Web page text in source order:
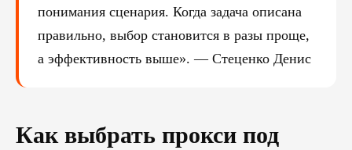
понимания сценария. Когда задача описана
правильно, выбор становится в разы проще,
а эффективность выше». — Стеценко Денис
Как выбрать прокси под